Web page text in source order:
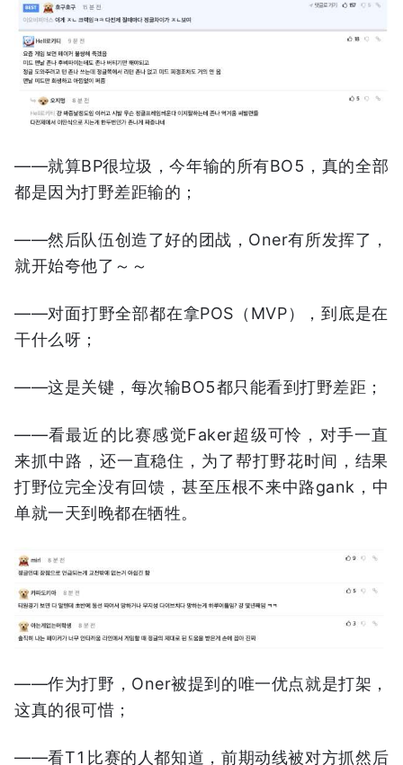
——就算BP很垃圾，今年输的所有BO5，真的全部
都是因为打野差距输的；
——然后队伍创造了好的团战，Oner有所发挥了，
就开始夸他了～～
——对面打野全部都在拿POS（MVP），到底是在
干什么呀；
——这是关键，每次输BO5都只能看到打野差距；
——看最近的比赛感觉Faker超级可怜，对手一直
来抓中路，还一直稳住，为了帮打野花时间，结果
打野位完全没有回馈，甚至压根不来中路gank，中
单就一天到晚都在牺牲。
——作为打野，Oner被提到的唯一优点就是打架，
这真的很可惜；
——看T1比赛的人都知道，前期动线被对方抓然后